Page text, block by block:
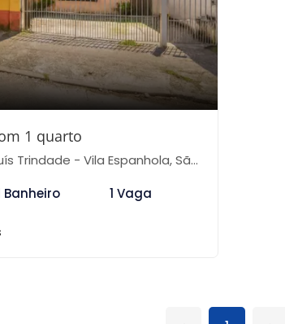
1 quarto
- Vila Espanhola, São Paulo-SP
Banheiro 1 Vaga